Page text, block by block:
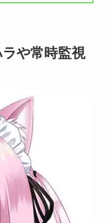
や常時監視